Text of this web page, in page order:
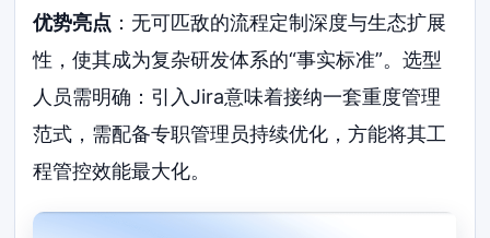
优势亮点 ：无可匹敌的流程定制深度与生态扩展
性，使其成为复杂研发体系的“事实标准”。选型
人员需明确：引入Jira意味着接纳一套重度管理
范式，需配备专职管理员持续优化，方能将其工
程管控效能最大化。